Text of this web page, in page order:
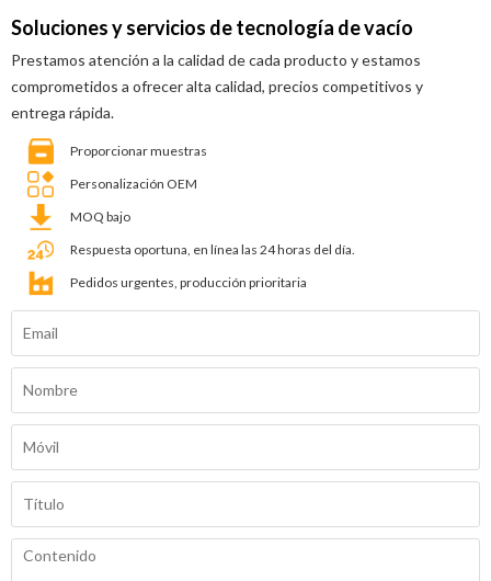
Soluciones y servicios de tecnología de vacío
Prestamos atención a la calidad de cada producto y estamos
comprometidos a ofrecer alta calidad, precios competitivos y
entrega rápida.
Proporcionar muestras
Personalización OEM
MOQ bajo
Respuesta oportuna, en línea las 24 horas del día.
Pedidos urgentes, producción prioritaria